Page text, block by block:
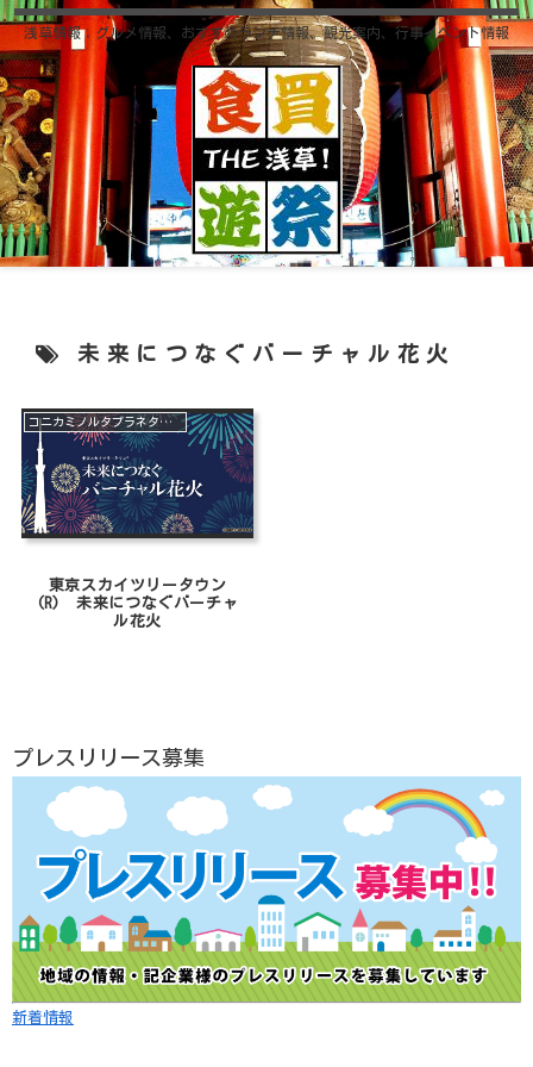
浅草情報；グルメ情報、おすすめランチ情報、観光案内、行事イベント情報
未来につなぐバーチャル花火
コニカミノルタプラネタリウム
東京スカイツリータウン
(R) 未来につなぐバーチャ
ル花火
プレスリリース募集
新着情報